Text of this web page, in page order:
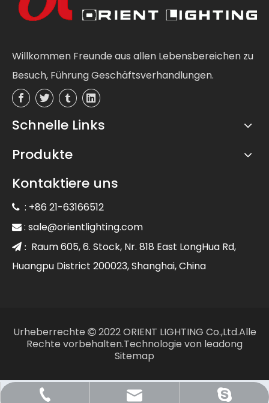
Willkommen Freunde aus allen Lebensbereichen zu
Besuch, Führung Geschäftsverhandlungen.
Schnelle Links
Produkte
Kontaktiere uns
 : +86 21-63166512
 : sale@orientlighting.com
 : Raum 605, 6. Stock, Nr. 818 East LongHua Rd,
Huangpu District 200023, Shanghai, China
+86 21 63166512
Sale@orientlighting.com
orientlighting
Urheberrechte 2022 ORIENT LIGHTING Co.,Ltd.Alle
Rechte vorbehalten.Technologie von leadong
Sitemap